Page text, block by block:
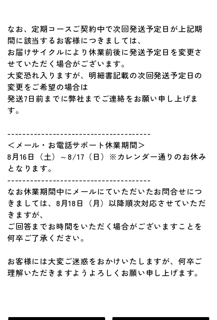
なお、定期コースご契約中で次回発送予定日が上記期
間に該当するお客様につきましては、
お届けサイクルにより休業前後に発送予定日を変更さ
せていただく場合がございます。
大変恐れ入りますが、明細書記載の次回発送予定日の
変更をご希望の場合は
発送7日前までに弊社までご連絡をお願い申し上げま
す。
--------------------------------------
＜メール・お電話サポート休業期間＞
8月16日（土）～8/17（日）※カレンダー通りのお休み
となります。
--------------------------------------
なお休業期間中にメールにていただいたお問合せにつ
きましては、8月18日（月）以降順次対応させていただ
きますが、
ご回答までお時間をいただく場合がございますことを
何卒ご了承ください。
お客様には大変ご迷惑をおかけいたしますが、何卒ご
理解いただきますようよろしくお願い申し上げます。